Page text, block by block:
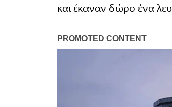
και έκαναν δώρο ένα